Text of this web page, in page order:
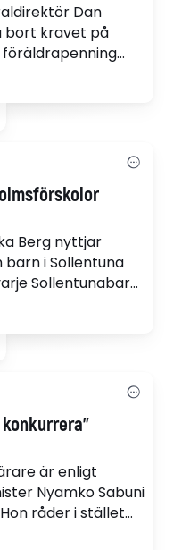
Dan
bort kravet på
Berg nyttjar
i Sollentuna
Sollentunabarn
är enligt
Nyamko Sabuni
råder i stället